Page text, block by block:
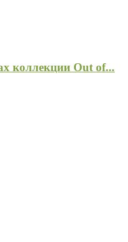
коллекции Out of...